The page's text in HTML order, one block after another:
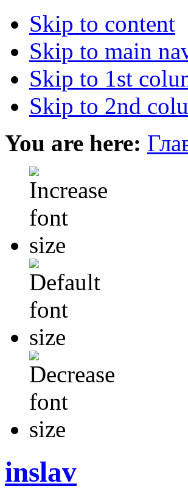
Skip to content
Skip to main
Skip to 1st
Skip to 2nd
You are here:
inslav